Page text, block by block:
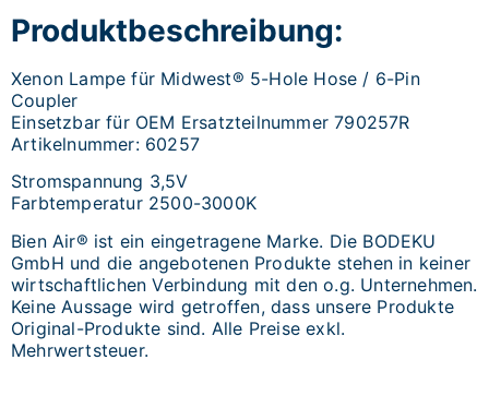
Produktbeschreibung:
Xenon Lampe für Midwest® 5-Hole Hose / 6-Pin
Coupler
Einsetzbar für OEM Ersatzteilnummer 790257R
Artikelnummer: 60257
Stromspannung 3,5V
Farbtemperatur 2500-3000K
Bien Air® ist ein eingetragene Marke. Die BODEKU
GmbH und die angebotenen Produkte stehen in keiner
wirtschaftlichen Verbindung mit den o.g. Unternehmen.
Keine Aussage wird getroffen, dass unsere Produkte
Original-Produkte sind. Alle Preise exkl.
Mehrwertsteuer.